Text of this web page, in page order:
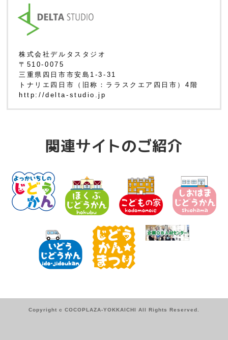
株式会社デルタスタジオ
〒510-0075
三重県四日市市安島1-3-31
トナリエ四日市（旧称：ララスクエア四日市）4階
http://delta-studio.jp
関連サイトのご紹介
Copyright c COCOPLAZA-YOKKAICHI All Rights Reserved.